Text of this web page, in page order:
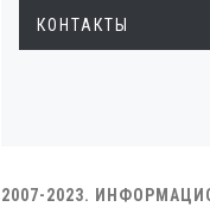
КОНТАКТЫ
2007-2023.